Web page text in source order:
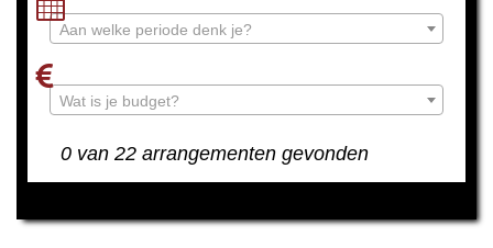
Aan welke periode denk je?
Wat is je budget?
0 van 22 arrangementen gevonden